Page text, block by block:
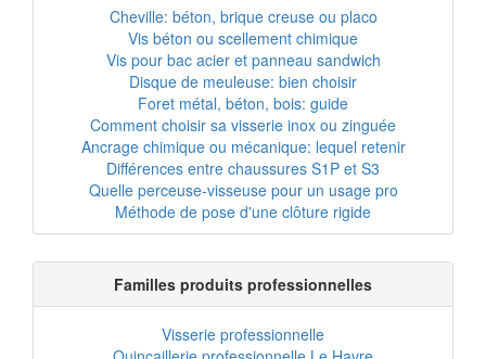
Cheville: béton, brique creuse ou placo
Vis béton ou scellement chimique
Vis pour bac acier et panneau sandwich
Disque de meuleuse: bien choisir
Foret métal, béton, bois: guide
Comment choisir sa visserie inox ou zinguée
Ancrage chimique ou mécanique: lequel retenir
Différences entre chaussures S1P et S3
Quelle perceuse-visseuse pour un usage pro
Méthode de pose d'une clôture rigide
Familles produits professionnelles
Visserie professionnelle